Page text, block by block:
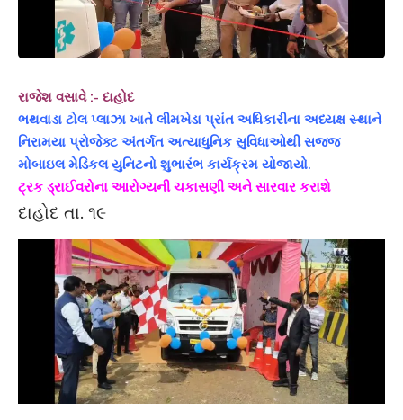
રાજેશ વસાવે :- દાહોદ
ભથવાડા ટોલ પ્લાઝા ખાતે લીમખેડા પ્રાંત અધિકારીના અધ્યક્ષ સ્થાને
નિરામયા પ્રોજેક્ટ અંતર્ગત અત્યાધુનિક સુવિધાઓથી સજજ
મોબાઇલ મેડિકલ યુનિટનો શુભારંભ કાર્યક્રમ યોજાયો.
ટ્રક ડ્રાઈવરોના આરોગ્યની ચકાસણી અને સારવાર કરાશે
દાહોદ તા. ૧૯